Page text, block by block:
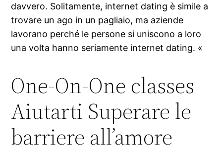
davvero. Solitamente, internet dating è simile a
trovare un ago in un pagliaio, ma aziende
lavorano perché le persone si uniscono a loro
una volta hanno seriamente internet dating. «
One-On-One classes
Aiutarti Superare le
barriere all’amore